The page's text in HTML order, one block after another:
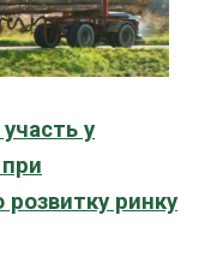
у
при
ринку